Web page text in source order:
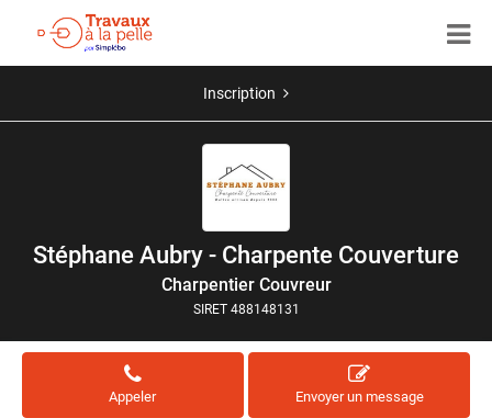
Inscription
Stéphane Aubry - Charpente Couverture
Charpentier Couvreur
SIRET 488148131
Appeler Envoyer un message